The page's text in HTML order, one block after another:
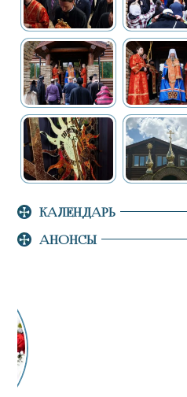
КАЛЕНДАРЬ
АНОНСЫ